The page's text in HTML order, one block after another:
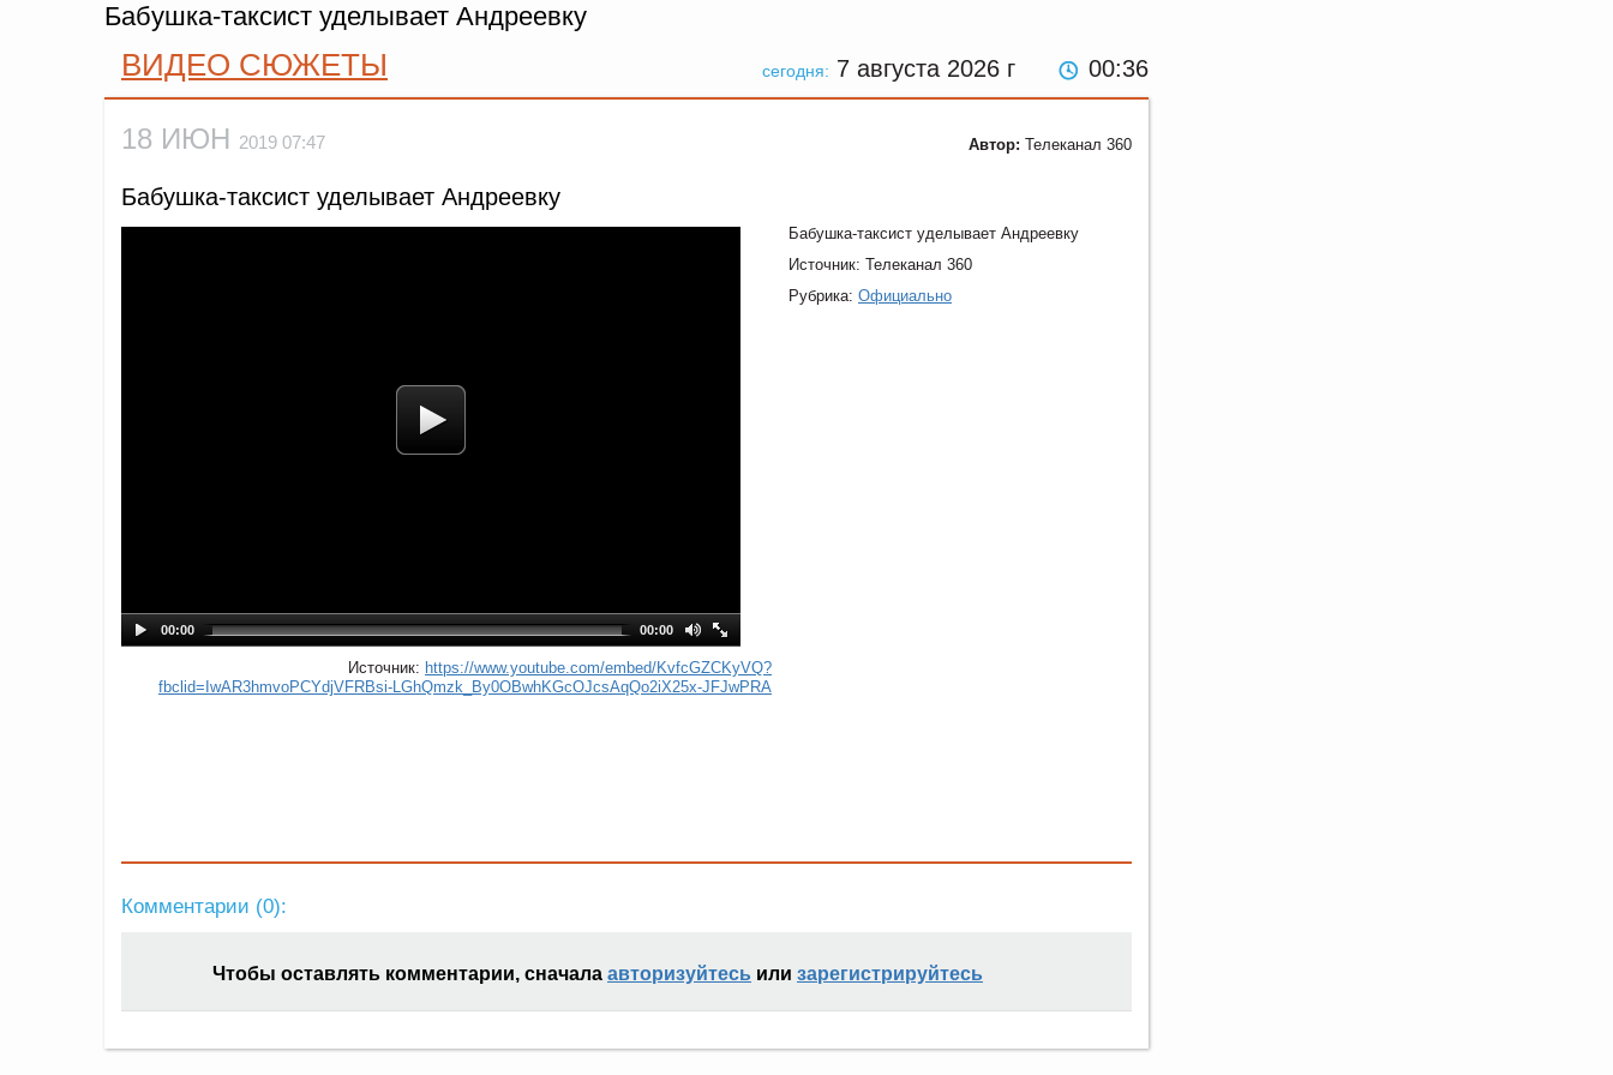
Бабушка-таксист уделывает Андреевку
сегодня: 7 августа 2026 г 00:36
ВИДЕО СЮЖЕТЫ
18 ИЮН 2019 07:47 Автор: Телеканал 360
Бабушка-таксист уделывает Андреевку
00:00 00:00
Источник: https://www.youtube.com/embed/KvfcGZCKyVQ?
fbclid=IwAR3hmvoPCYdjVFRBsi-LGhQmzk_By0OBwhKGcOJcsAqQo2iX25x-JFJwPRA
Бабушка-таксист уделывает Андреевку
Источник: Телеканал 360
Рубрика: Официально
Комментарии (0):
Чтобы оставлять комментарии, сначала авторизуйтесь или зарегистрируйтесь